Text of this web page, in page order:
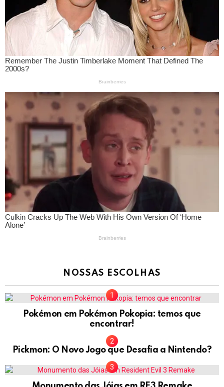
NOSSAS ESCOLHAS
Pokémon em Pokémon Pokopia: temos que
encontrar!
Pickmon: O Novo Jogo que Desafia a Nintendo?